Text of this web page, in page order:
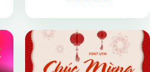
hạng55
sao